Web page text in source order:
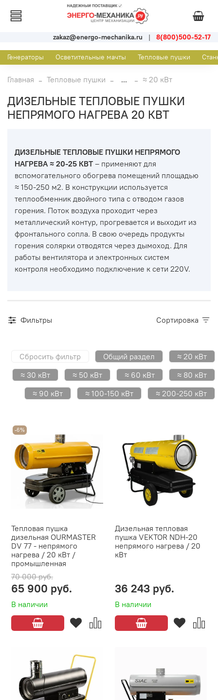
zakaz@energo-mechanika.ru | 8(800)500-52-17
Генераторы Осветительные мачты Тепловые пушки
Главная Тепловые пушки ... ≈ 20 кВт
ДИЗЕЛЬНЫЕ ТЕПЛОВЫЕ ПУШКИ
НЕПРЯМОГО НАГРЕВА 20 КВТ
ДИЗЕЛЬНЫЕ ТЕПЛОВЫЕ ПУШКИ НЕПРЯМОГО
НАГРЕВА ≈ 20-25 КВТ – применяют для
вспомогательного обогрева помещений площадью
≈ 150-250 м2. В конструкции используется
теплообменник двойного типа с отводом газов
горения. Поток воздуха проходит через
металлический контур, прогревается и выходит из
фронтального сопла. В свою очередь продукты
горения солярки отводятся через дымоход. Для
работы вентилятора и электронных систем
контроля необходимо подключение к сети 220V.
Фильтры Сортировка
Сбросить фильтр Общий раздел
≈ 20 кВт
≈ 30 кВт
≈ 50 кВт ≈ 60 кВт
≈ 80 кВт
≈ 90 кВт
≈ 100-150 кВт ≈ 200-250 кВт
-6%
Тепловая пушка
дизельная OURMASTER
DV 77 - непрямого
нагрева / 20 кВт /
промышленная
В наличии
70 000 руб.
65 900 руб.
Дизельная тепловая
пушка VEKTOR NDH-20
непрямого нагрева / 20
кВт
В наличии
36 243 руб.